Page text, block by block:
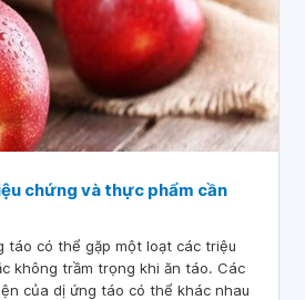
chứng và thực phẩm cần
táo có thể gặp một loạt các triệu
không trầm trọng khi ăn táo. Các
của dị ứng táo có thể khác nhau